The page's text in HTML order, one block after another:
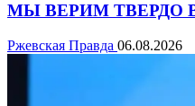
МЫ ВЕРИМ ТВЕРДО
Ржевская Правда 06.08.2026